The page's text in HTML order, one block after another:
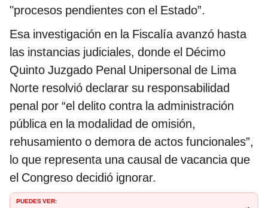
"procesos pendientes con el Estado”.
Esa investigación en la Fiscalía avanzó hasta
las instancias judiciales, donde el Décimo
Quinto Juzgado Penal Unipersonal de Lima
Norte resolvió declarar su responsabilidad
penal por “el delito contra la administración
pública en la modalidad de omisión,
rehusamiento o demora de actos funcionales”,
lo que representa una causal de vacancia que
el Congreso decidió ignorar.
PUEDES VER: